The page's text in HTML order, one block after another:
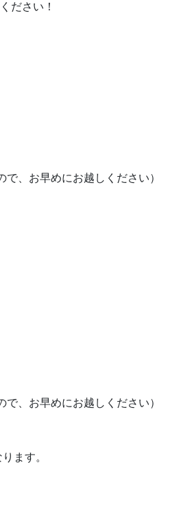
ださい！
、お早めにお越しください）
、お早めにお越しください）
ます。